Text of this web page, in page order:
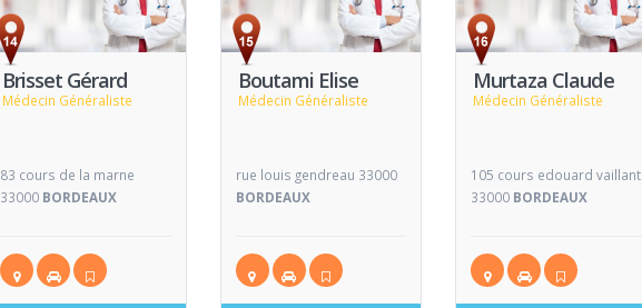
Brisset Gérard
Médecin Généraliste
Voir
83 cours de la marne
33000 BORDEAUX
Boutami Elise
Médecin Généraliste
Voir
Fiche
rue louis gendreau 33000
BORDEAUX
Murtaza Claude
Médecin Généraliste
Voir
Fiche
105 cours edouard vaillant
33000 BORDEAUX